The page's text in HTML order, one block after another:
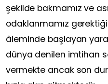
şekilde bakmamız ve
odaklanmamız
âleminde başlayan
dünya denilen imtihan
vermekte ancak son